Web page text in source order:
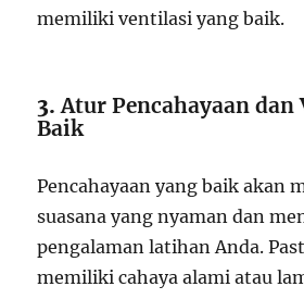
memiliki ventilasi yang baik.
3.Atur Pencahayaan
Baik
Pencahayaan yang baik akan
suasana yang nyaman dan
pengalaman latihan Anda.
memiliki cahaya alami atau